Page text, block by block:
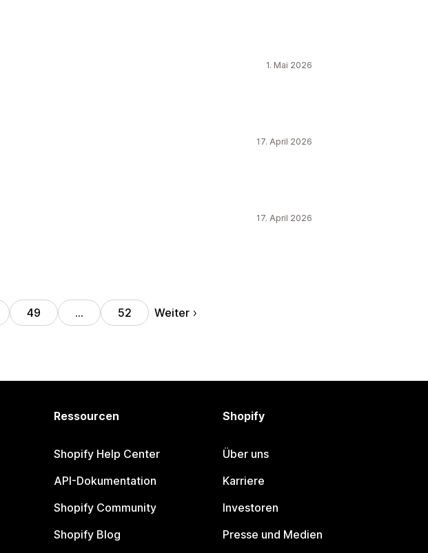
1. Mai 2026
17. April 2026
17. April 2026
49 … 52 Weiter
Ressourcen
Shopify Help Center
API-Dokumentation
Shopify Community
Shopify Blog
Shopify
Über uns
Karriere
Investoren
Presse und Medien